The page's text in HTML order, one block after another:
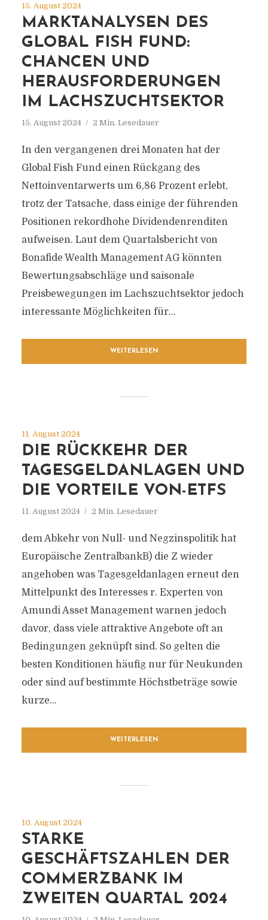
15. August 2024
MARKTANALYSEN DES
GLOBAL FISH FUND:
CHANCEN UND
HERAUSFORDERUNGEN
IM LACHSZUCHTSEKTOR
15. August 2024 2 Min. Lesedauer
In den vergangenen drei Monaten hat der
Global Fish Fund einen Rückgang des
Nettoinventarwerts um 6,86 Prozent erlebt,
trotz der Tatsache, dass einige der führenden
Positionen rekordhohe Dividendenrenditen
aufweisen. Laut dem Quartalsbericht von
Bonafide Wealth Management AG könnten
Bewertungsabschläge und saisonale
Preisbewegungen im Lachszuchtsektor jedoch
interessante Möglichkeiten für...
WEITERLESEN
11. August 2024
DIE RÜCKKEHR DER
TAGESGELDANLAGEN UND
DIE VORTEILE VON-ETFS
11. August 2024 2 Min. Lesedauer
dem Abkehr von Null- und Negzinspolitik hat
Europäische ZentralbankB) die Z wieder
angehoben was Tagesgeldanlagen erneut den
Mittelpunkt des Interesses r. Experten von
Amundi Asset Management warnen jedoch
davor, dass viele attraktive Angebote oft an
Bedingungen geknüpft sind. So gelten die
besten Konditionen häufig nur für Neukunden
oder sind auf bestimmte Höchstbeträge sowie
kurze...
WEITERLESEN
10. August 2024
STARKE
GESCHÄFTSZAHLEN DER
COMMERZBANK IM
ZWEITEN QUARTAL 2024